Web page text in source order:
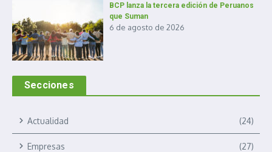
BCP lanza la tercera edición de Peruanos
que Suman
6 de agosto de 2026
Secciones
Actualidad (24)
Empresas (27)